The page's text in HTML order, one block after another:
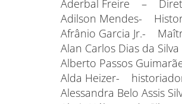
Aderbal Freire –
Adilson Mendes-
Afrânio Garcia Jr.-
Alan Carlos Dias da Silva
Alberto Passos
Alda Heizer-
Alessandra Belo Assis